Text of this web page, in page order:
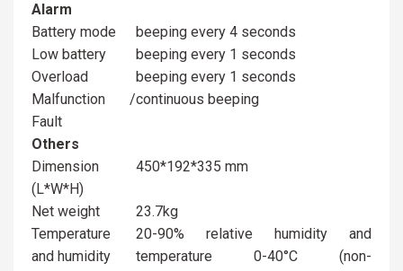
Alarm
Battery mode
beeping every 4 seconds
Low battery
beeping every 1 seconds
Overload
beeping every 1 seconds
Malfunction /
Fault
continuous beeping
Others
Dimension
(L*W*H)
450*192*335 mm
Net weight
23.7kg
Temperature
and humidity
20-90% relative humidity and
temperature 0-40°C (non-